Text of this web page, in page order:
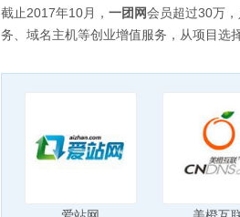
截止2017年10月， 一团网会员超过30万
务、域名主机等创业增值服务，从项目选